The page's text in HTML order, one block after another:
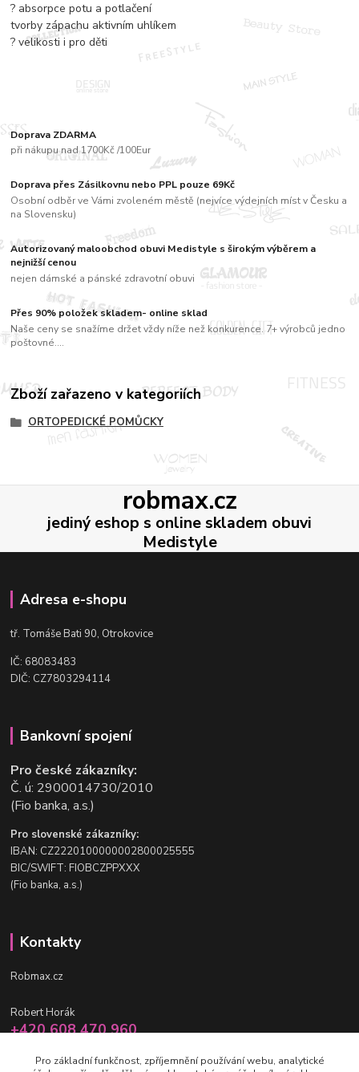
Doprava ZDARMA
při nákupu nad 1700Kč /100Eur
Doprava přes Zásilkovnu nebo PPL pouze 69Kč
Osobní odběr ve Vámi zvoleném městě (nejvíce výdejních míst v Česku a
na Slovensku)
Autorizovaný maloobchod obuvi Medistyle s širokým výběrem a
nejnižší cenou
nejen dámské a pánské zdravotní obuvi
Přes 90% položek skladem- online sklad
Naše ceny se snažíme držet vždy níže než konkurence. 7+ výrobců jedno
poštovné....
? absorpce potu a potlačení
tvorby zápachu aktivním uhlíkem
? velikosti i pro děti
Zboží zařazeno v kategoriích
ORTOPEDICKÉ POMŮCKY
robmax.cz
jediný eshop s online skladem obuvi
Medistyle
Adresa e-shopu
tř. Tomáše Bati 90, Otrokovice
IČ: 68083483
DIČ: CZ7803294114
Bankovní spojení
Pro české zákazníky:
Č. ú: 2900014730/2010
(Fio banka, a.s.)
Pro slovenské zákazníky:
IBAN: CZ2220100000002800025555
BIC/SWIFT: FIOBCZPPXXX
(Fio banka, a.s.)
Kontakty
Robmax.cz
Robert Horák
+420 608 470 960
Pro základní funkčnost, zpříjemnění používání webu, analytické